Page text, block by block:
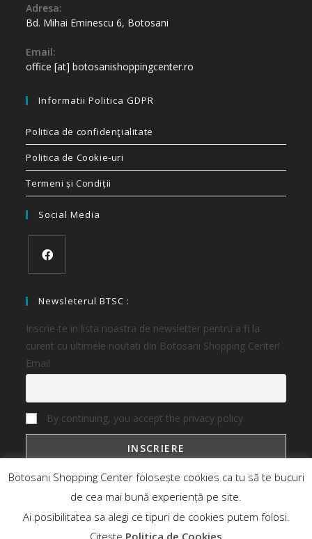
Adresa:
Bd. Mihai Eminescu 6, Botosani
Email:
office [at] botosanishoppingcenter.ro
Informatii Politica GDPR
Politica de confidenţialitate
Politica de Cookie-uri
Termeni și Condiții
Social Media
Newsleterul BTSC :
Inscrie-te in lista noastra de newsletter pentru a fi la
curent cu ultimele noutati din Botosani Shopping Center!
Email
By continuing, you accept the privacy policy
Botosani Shopping Center Magazine
Botosani Shopping Center folosește cookies ca tu să te bucuri
de cea mai bună experiență pe site.
Ai posibilitatea sa alegi ce tipuri de cookies putem folosi.
Citește Politica de Cookies